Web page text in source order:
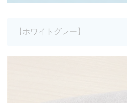
【ホワイトグレー】